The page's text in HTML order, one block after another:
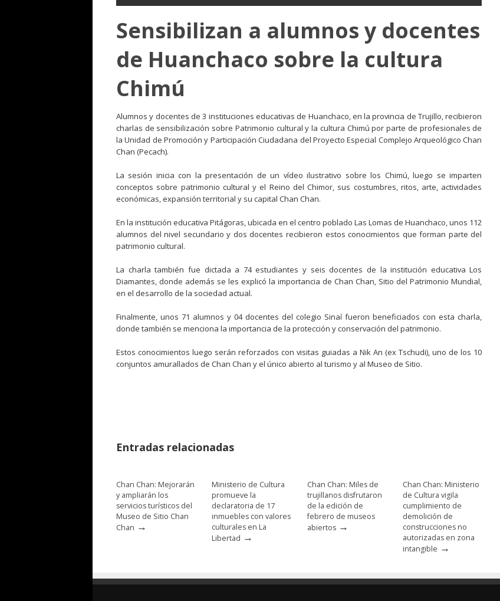
Sensibilizan a alumnos y docentes
de Huanchaco sobre la cultura
Chimú
Alumnos y docentes de 3 instituciones educativas de Huanchaco, en la provincia de Trujillo, recibieron
charlas de sensibilización sobre Patrimonio cultural y la cultura Chimú por parte de profesionales de
la Unidad de Promoción y Participación Ciudadana del Proyecto Especial Complejo Arqueológico Chan
Chan (Pecach).
La sesión inicia con la presentación de un vídeo ilustrativo sobre los Chimú, luego se imparten
conceptos sobre patrimonio cultural y el Reino del Chimor, sus costumbres, ritos, arte, actividades
económicas, expansión territorial y su capital Chan Chan.
En la institución educativa Pitágoras, ubicada en el centro poblado Las Lomas de Huanchaco, unos 112
alumnos del nivel secundario y dos docentes recibieron estos conocimientos que forman parte del
patrimonio cultural.
La charla también fue dictada a 74 estudiantes y seis docentes de la institución educativa Los
Diamantes, donde además se les explicó la importancia de Chan Chan, Sitio del Patrimonio Mundial,
en el desarrollo de la sociedad actual.
Finalmente, unos 71 alumnos y 04 docentes del colegio Sinaí fueron beneficiados con esta charla,
donde también se menciona la importancia de la protección y conservación del patrimonio.
Estos conocimientos luego serán reforzados con visitas guiadas a Nik An (ex Tschudi), uno de los 10
conjuntos amurallados de Chan Chan y el único abierto al turismo y al Museo de Sitio.
Entradas relacionadas
Chan Chan: Mejorarán
y ampliarán los
servicios turísticos del
Museo de Sitio Chan
Chan →
Ministerio de Cultura
promueve la
declaratoria de 17
inmuebles con valores
culturales en La
Libertad →
Chan Chan: Miles de
trujillanos disfrutaron
de la edición de
febrero de museos
abiertos →
Chan Chan: Ministerio
de Cultura vigila
cumplimiento de
demolición de
construcciones no
autorizadas en zona
intangible →